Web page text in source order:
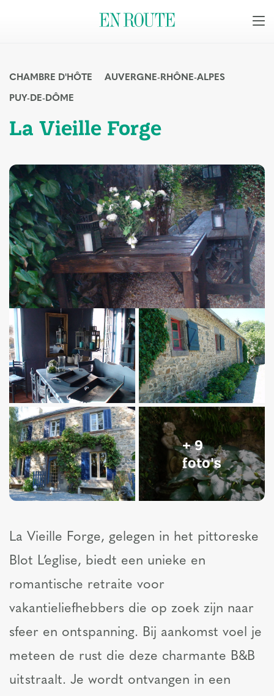
CHAMBRE D'HÔTE AUVERGNE-RHÔNE-ALPES
PUY-DE-DÔME
La Vieille Forge
+ 9
foto's
La Vieille Forge, gelegen in het pittoreske
Blot L’eglise, biedt een unieke en
romantische retraite voor
vakantieliefhebbers die op zoek zijn naar
sfeer en ontspanning. Bij aankomst voel je
meteen de rust die deze charmante B&B
uitstraalt. Je wordt ontvangen in een